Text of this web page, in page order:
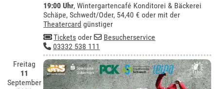
19:00 Uhr,Wintergartencafé Konditorei & Bäckerei
Schäpe, Schwedt/Oder, 54,40 € oder mit der
Theatercard günstiger
Tickets oder
Besucherservice
03332 538 111
Freitag
11
September